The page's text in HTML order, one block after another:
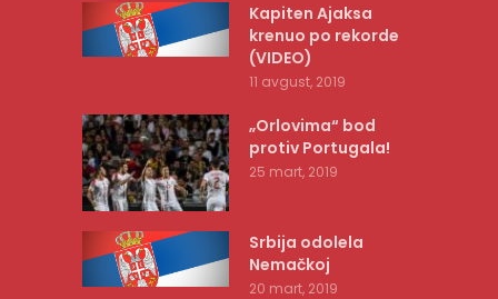
Kapiten Ajaksa
krenuo po rekorde
(VIDEO)
11 avgust, 2019
„Orlovima“ bod
protiv Portugala!
25 mart, 2019
Srbija odolela
Nemačkoj
20 mart, 2019